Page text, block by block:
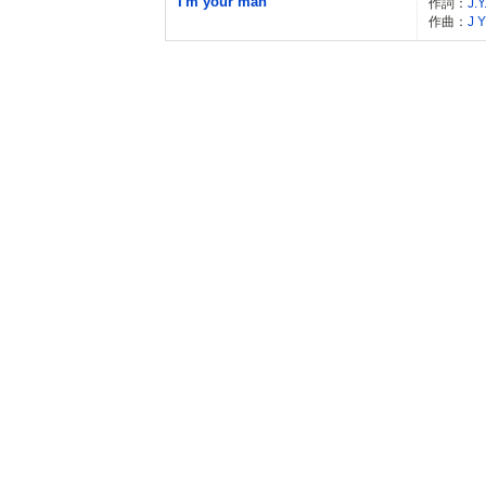
作曲：